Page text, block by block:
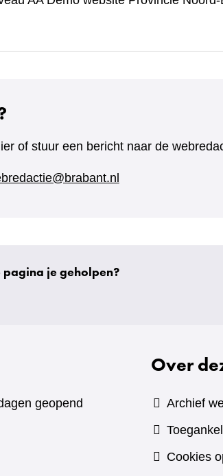
of stuur een bericht naar de
je geholpen?
geopend
Over
Archief
Cookies